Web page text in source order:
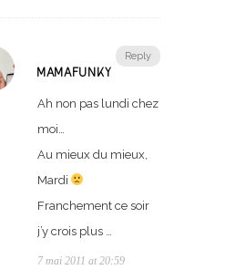
Reply
MAMAFUNKY
Ah non pas lundi chez
moi…
Au mieux du mieux,
Mardi
Franchement ce soir
j’y crois plus …
7 mai 2011 at 20:59